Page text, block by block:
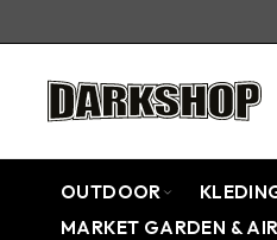
OUTDOOR
MARKET GARDEN &